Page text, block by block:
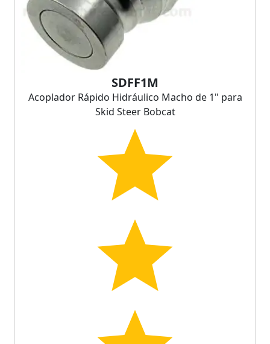
SDFF1M
Acoplador Rápido Hidráulico Macho de 1" para
Skid Steer Bobcat